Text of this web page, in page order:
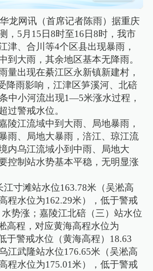
龙网讯（首席记者陈雨）据重庆
，5月15日8时至16日8时，我市
津、合川等4个区县出现暴雨，
到大雨，其余地区基本无降雨。
量出现在綦江区永新镇新建村，
降雨影响，江津区笋溪河、北碚
中小河流出现1—5米涨水过程，
过警戒水位。
陵江流域中到大雨、局地暴雨，
雨、局地大暴雨，涪江、琼江流
内乌江流域小到中雨、局地大
控制站水势基本平稳，无明显涨
江寸滩站水位163.78米（吴淞高
程水位为162.29米），低于警戒
势涨；嘉陵江北碚（三）站水位
高程，对应黄海高程水位为
于警戒水位（黄海高程）18.63
江武隆站水位176.65米（吴淞高
程水位为175.01米），低于警戒